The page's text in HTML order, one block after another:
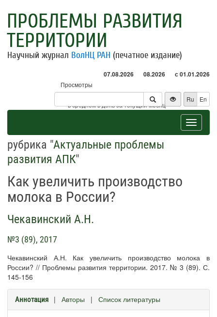
ПРОБЛЕМЫ РАЗВИТИЯ
ТЕРРИТОРИИ
Научный журнал ВолНЦ РАН (печатное издание)
07.08.2026 08.2026 с 01.01.2026
Просмотры
Посетители
* - в среднем в день за текущий месяц
Ru En
Toggle
рубрика "Актуальные проблемы
развития АПК"
Как увеличить производство
молока в России?
Чекавинский А.Н.
№3 (89), 2017
Чекавинский А.Н. Как увеличить производство молока в
России? // Проблемы развития территории. 2017. № 3 (89). С.
145-156
Аннотация | Авторы | Список литературы